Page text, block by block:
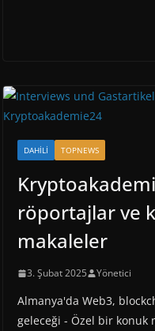
DAHILI TOPNEWS
röportajlar ve
makaleler
3. Şubat 2025 Yönetici
Almanya'da Web3,
geleceği - Özel bir konuk